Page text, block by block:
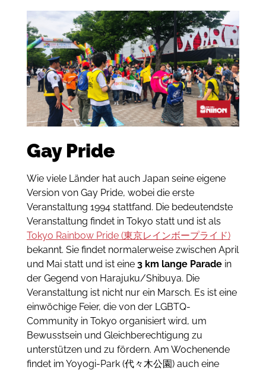
Gay Pride
Wie viele Länder hat auch Japan seine eigene
Version von Gay Pride, wobei die erste
Veranstaltung 1994 stattfand. Die bedeutendste
Veranstaltung findet in Tokyo statt und ist als
Tokyo Rainbow Pride (東京レインボープライド)
bekannt. Sie findet normalerweise zwischen April
und Mai statt und ist eine 3 km lange Paradein
der Gegend von Harajuku/Shibuya. Die
Veranstaltung ist nicht nur ein Marsch. Es ist eine
einwöchige Feier, die von der LGBTQ-
Community in Tokyo organisiert wird, um
Bewusstsein und Gleichberechtigung zu
unterstützen und zu fördern. Am Wochenende
findet im Yoyogi-Park (代々木公園) auch eine